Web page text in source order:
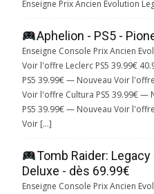
Enseigne Prix Ancien Evolution
Aphelion - PS5 -
Enseigne Console Prix Ancien
Voir l'offre Leclerc PS5 39.99€
PS5 39.99€ — Nouveau Voir
Voir l'offre Cultura PS5 39.99€ —
PS5 39.99€ — Nouveau Voir
Voir […]
Tomb Raider:
Deluxe - dès 69.99€
Enseigne Console Prix Ancien